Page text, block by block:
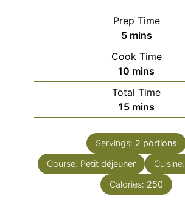
Prep Time
5minutes
mins
Cook Time
10 minutes
mins
Total Time
15minutes
mins
Servings: 2 portions
Course: Petit déjeuner Cuisine:
Calories: 250